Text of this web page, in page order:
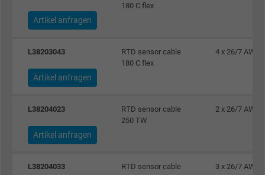
Zweck
Cookie von Google für Website-Analysen.
Erzeugt statistische Daten darüber, wie der
Name IDE, Google DoubleClick
Anbieter Google LLC
Laufzeit 1 Jahr
Wird verwendet, um die Aktionen eines
180 C flex
Artikel anfragen
L38203043
RTD sensor cable
180 C flex
4 x 26/7 AWG
Artikel anfragen
L38204023
RTD sensor cable
250 TW
2 x 26/7 AWG
Artikel anfragen
L38204033
RTD sensor cable
3 x 26/7 AWG